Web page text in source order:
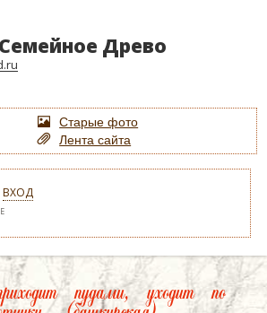
Древо
Старые фото
Лента сайта
ВХОД
пудами, уходит по